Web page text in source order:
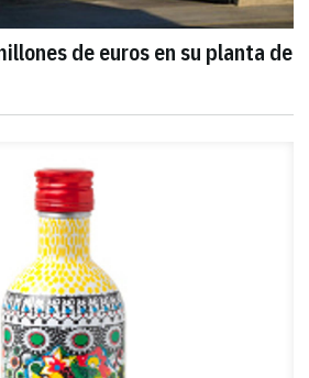
de euros en su planta de